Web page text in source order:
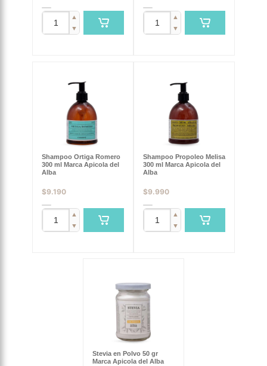
▲
▼
▲
▼
Shampoo Ortiga Romero
300 ml Marca Apicola del
Alba
$9.190
▲
▼
Shampoo Propoleo Melisa
300 ml Marca Apicola del
Alba
$9.990
▲
▼
Stevia en Polvo 50 gr
Marca Apicola del Alba